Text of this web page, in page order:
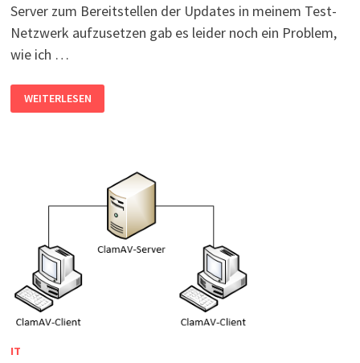
Server zum Bereitstellen der Updates in meinem Test-
Netzwerk aufzusetzen gab es leider noch ein Problem,
wie ich …
CLAMWIN:
VIREN-
DEFINITIONEN-
WEITERLESEN
IT